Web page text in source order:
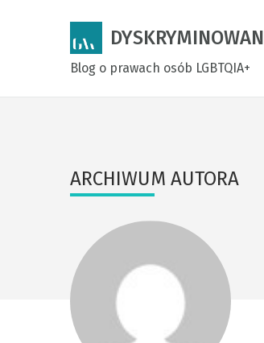
Blog o prawach osób LGBTQIA+
ARCHIWUM AUTORA